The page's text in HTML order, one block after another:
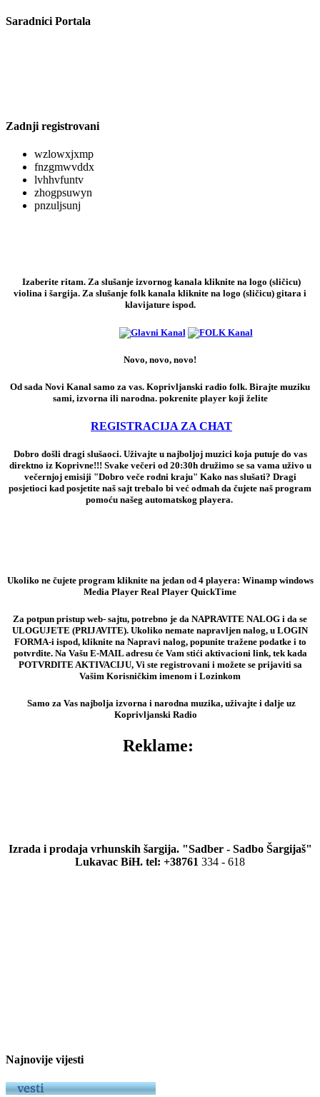
Saradnici Portala
Zadnji registrovani
wzlowxjxmp
fnzgmwvddx
lvhhvfuntv
zhogpsuwyn
pnzuljsunj
Izaberite ritam. Za slušanje izvornog kanala kliknite na logo (sličicu)
violina i šargija. Za slušanje folk kanala kliknite na logo (sličicu) gitara i
klavijature ispod.
Novo, novo, novo!
Od sada Novi Kanal samo za vas. Koprivljanski radio folk. Birajte muziku
sami, izvorna ili narodna. pokrenite player koji želite
REGISTRACIJA ZA CHAT
Dobro došli dragi slušaoci. Uživajte u najboljoj muzici koja putuje do vas
direktno iz Koprivne!!! Svake večeri od 20:30h družimo se sa vama uživo u
večernjoj emisiji "Dobro veče rodni kraju" Kako nas slušati? Dragi
posjetioci kad posjetite naš sajt trebalo bi već odmah da čujete naš program
pomoću našeg automatskog playera.
Ukoliko ne čujete program kliknite na jedan od 4 playera: Winamp windows
Media Player Real Player QuickTime
Za potpun pristup web- sajtu, potrebno je da NAPRAVITE NALOG i da se
ULOGUJETE (PRIJAVITE). Ukoliko nemate napravljen nalog, u LOGIN
FORMA-i ispod, kliknite na Napravi nalog, popunite tražene podatke i to
potvrdite. Na Vašu E-MAIL adresu će Vam stići aktivacioni link, tek kada
POTVRDITE AKTIVACIJU, Vi ste registrovani i možete se prijaviti sa
Vašim Korisničkim imenom i Lozinkom
Samo za Vas najbolja izvorna i narodna muzika, uživajte i dalje uz
Koprivljanski Radio
Reklame:
Izrada i prodaja vrhunskih šargija. "Sadber - Sadbo Šargijaš"
Lukavac BiH. tel: +38761 334 - 618
Najnovije vijesti